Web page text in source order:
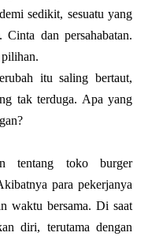
sedikit, sesuatu yang
Cinta dan persahabatan.
itu saling bertaut,
tak terduga. Apa yang
tentang toko burger
para pekerjanya
waktu bersama. Di saat
diri, terutama dengan